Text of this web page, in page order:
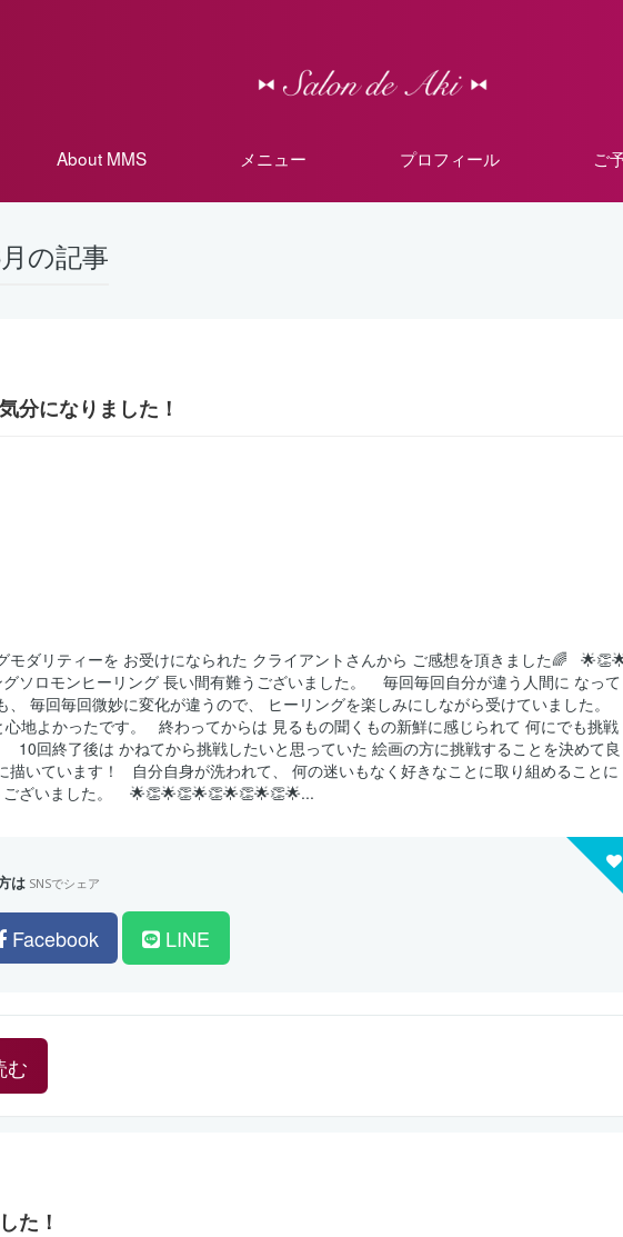
About MMS メニュー プロフィール ご
の記事
分になりました！
モダリティーを お受けになられた クライアントさんから ご感想を頂きました🌈
ソロモンヒーリング 長い間有難うございました。 ⁡ ⁡ ⁡ 毎回毎回自分が違う人間に なって
、 毎回毎回微妙に変化が違うので、 ヒーリングを楽しみにしながら受けていました。
地よかったです。 ⁡ ⁡ 終わってからは 見るもの聞くもの新鮮に感じられて 何にでも挑戦
10回終了後は かねてから挑戦したいと思っていた 絵画の方に挑戦することを決めて良
描いています！ ⁡ ⁡ 自分自身が洗われて、 何の迷いもなく好きなことに取り組めることに
ざいました。 ⁡ ⁡ ⁡ 🌟👏🌟👏🌟👏🌟👏🌟👏🌟...
は SNSでシェア
Facebook LINE
む
た！